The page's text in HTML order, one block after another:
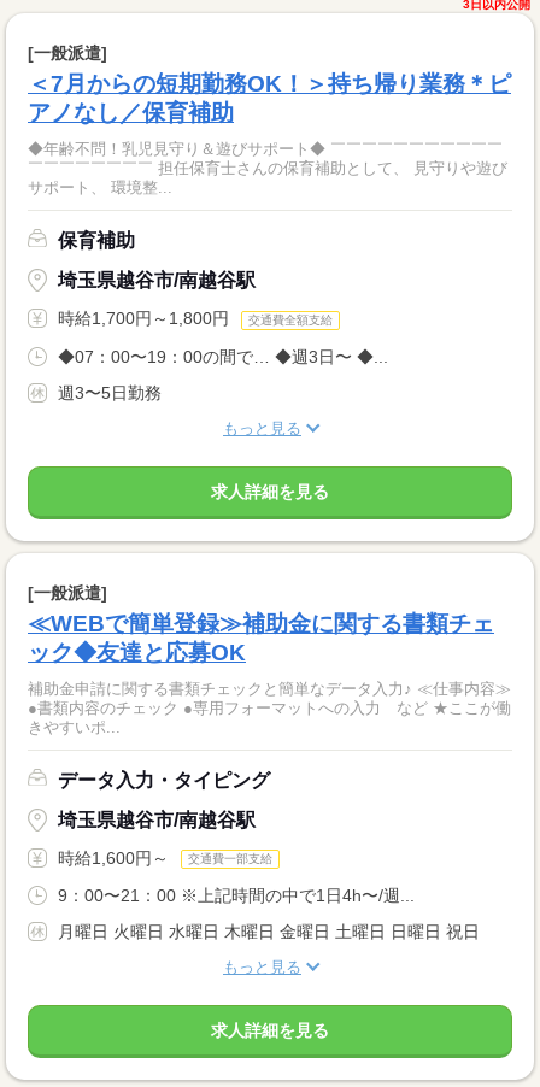
3日以内公開
[一般派遣]
＜7月からの短期勤務OK！＞持ち帰り業務＊ピ
アノなし／保育補助
◆年齢不問！乳児見守り＆遊びサポート◆ ￣￣￣￣￣￣￣￣￣￣￣
￣￣￣￣￣￣￣￣ 担任保育士さんの保育補助として、 見守りや遊び
サポート、 環境整...
保育補助
埼玉県越谷市/南越谷駅
時給1,700円～1,800円 交通費全額支給
◆07：00〜19：00の間で… ◆週3日〜 ◆...
週3〜5日勤務
もっと見る
求人詳細を見る
[一般派遣]
≪WEBで簡単登録≫補助金に関する書類チェ
ック◆友達と応募OK
補助金申請に関する書類チェックと簡単なデータ入力♪ ≪仕事内容≫
●書類内容のチェック ●専用フォーマットへの入力 など ★ここが働
きやすいポ...
データ入力・タイピング
埼玉県越谷市/南越谷駅
時給1,600円～ 交通費一部支給
9：00〜21：00 ※上記時間の中で1日4h〜/週...
月曜日 火曜日 水曜日 木曜日 金曜日 土曜日 日曜日 祝日
もっと見る
求人詳細を見る